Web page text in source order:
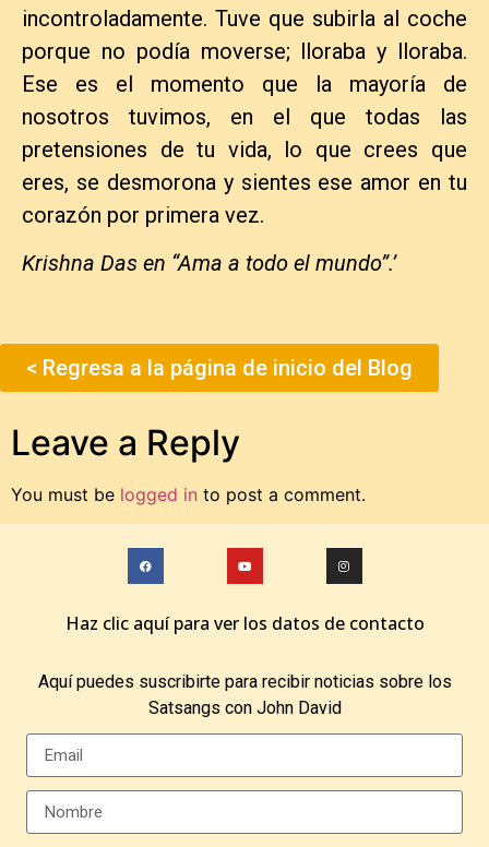
incontroladamente. Tuve que subirla al coche
porque no podía moverse; lloraba y lloraba.
Ese es el momento que la mayoría de
nosotros tuvimos, en el que todas las
pretensiones de tu vida, lo que crees que
eres, se desmorona y sientes ese amor en tu
corazón por primera vez.
Krishna Das en “Ama a todo el mundo”.’
< Regresa a la página de inicio del Blog
Leave a Reply
You must be logged in to post a comment.
Haz clic aquí para ver los datos de contacto
Aquí puedes suscribirte para recibir noticias sobre los
Satsangs con John David